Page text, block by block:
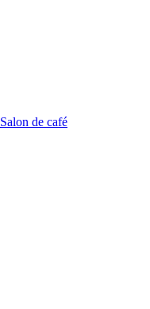
Salon de café